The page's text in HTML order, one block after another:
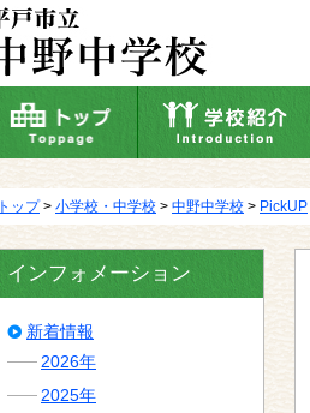
トップ> 小学校・中学校 > 中野中学校 > PickUP
インフォメーション
新着情報
2026年
2025年